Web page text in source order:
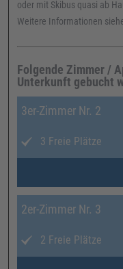
oder mit Skibus quasi ab
Weitere Informationen
Folgende Zimmer /
Unterkunft gebucht
3er-Zimmer Nr. 2
3 Freie Plätze
2er-Zimmer Nr. 3
2 Freie Plätze